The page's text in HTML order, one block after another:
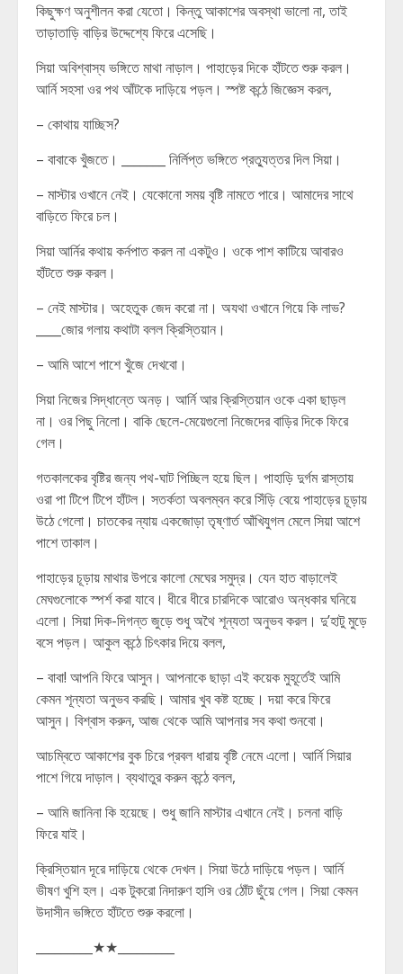
কিছুক্ষণ অনুশীলন করা যেতো। কিন্তু আকাশের অবস্থা ভালো না, তাই
তাড়াতাড়ি বাড়ির উদ্দেশ্যে ফিরে এসেছি।
সিয়া অবিশ্বাস্য ভঙ্গিতে মাথা নাড়াল। পাহাড়ের দিকে হাঁটতে শুরু করল।
আর্নি সহসা ওর পথ আঁটকে দাড়িয়ে পড়ল। স্পষ্ট কন্ঠে জিজ্ঞেস করল,
– কোথায় যাচ্ছিস?
– বাবাকে খুঁজতে। _______ নির্লিপ্ত ভঙ্গিতে প্রত্যুত্তর দিল সিয়া।
– মাস্টার ওখানে নেই। যেকোনো সময় বৃষ্টি নামতে পারে। আমাদের সাথে
বাড়িতে ফিরে চল।
সিয়া আর্নির কথায় কর্নপাত করল না একটুও। ওকে পাশ কাটিয়ে আবারও
হাঁটতে শুরু করল।
– নেই মাস্টার। অহেতুক জেদ করো না। অযথা ওখানে গিয়ে কি লাভ?
____জোর গলায় কথাটা বলল ক্রিস্তিয়ান।
– আমি আশে পাশে খুঁজে দেখবো।
সিয়া নিজের সিদ্ধান্তে অনড়। আর্নি আর ক্রিস্তিয়ান ওকে একা ছাড়ল
না। ওর পিছু নিলো। বাকি ছেলে-মেয়েগুলো নিজেদের বাড়ির দিকে ফিরে
গেল।
গতকালকের বৃষ্টির জন্য পথ-ঘাট পিচ্ছিল হয়ে ছিল। পাহাড়ি দুর্গম রাস্তায়
ওরা পা টিপে টিপে হাঁটল। সতর্কতা অবলম্বন করে সিঁড়ি বেয়ে পাহাড়ের চূড়ায়
উঠে গেলো। চাতকের ন্যায় একজোড়া তৃষ্ণার্ত আঁখিযুগল মেলে সিয়া আশে
পাশে তাকাল।
পাহাড়ের চূড়ায় মাথার উপরে কালো মেঘের সমুদ্র। যেন হাত বাড়ালেই
মেঘগুলোকে স্পর্শ করা যাবে। ধীরে ধীরে চারদিকে আরোও অন্ধকার ঘনিয়ে
এলো। সিয়া দিক-দিগন্ত জুড়ে শুধু অথৈ শূন্যতা অনুভব করল। দু’হাটু মুড়ে
বসে পড়ল। আকুল কন্ঠে চিৎকার দিয়ে বলল,
– বাবা! আপনি ফিরে আসুন। আপনাকে ছাড়া এই কয়েক মুহূর্তেই আমি
কেমন শূন্যতা অনুভব করছি। আমার খুব কষ্ট হচ্ছে। দয়া করে ফিরে
আসুন। বিশ্বাস করুন, আজ থেকে আমি আপনার সব কথা শুনবো।
আচম্বিতে আকাশের বুক চিরে প্রবল ধারায় বৃষ্টি নেমে এলো। আর্নি সিয়ার
পাশে গিয়ে দাড়াল। ব্যথাতুর করুন কন্ঠে বলল,
– আমি জানিনা কি হয়েছে। শুধু জানি মাস্টার এখানে নেই। চলনা বাড়ি
ফিরে যাই।
ক্রিস্তিয়ান দূরে দাড়িয়ে থেকে দেখল। সিয়া উঠে দাড়িয়ে পড়ল। আর্নি
ভীষণ খুশি হল। এক টুকরো নিদারুণ হাসি ওর ঠোঁট ছুঁয়ে গেল। সিয়া কেমন
উদাসীন ভঙ্গিতে হাঁটতে শুরু করলো।
_________★★_________